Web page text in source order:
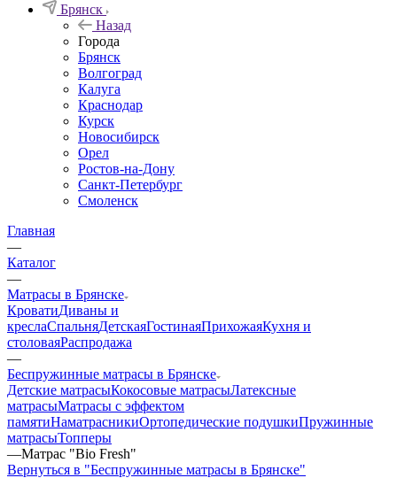
Брянск
Назад
Города
Брянск
Волгоград
Калуга
Краснодар
Курск
Новосибирск
Орел
Ростов-на-Дону
Санкт-Петербург
Смоленск
Главная
—
Каталог
—
Матрасы в Брянске
КроватиДиваны и
креслаСпальняДетскаяГостинаяПрихожаяКухня и
столоваяРаспродажа
—
Беспружинные матрасы в Брянске
Детские матрасыКокосовые матрасыЛатексные
матрасыМатрасы с эффектом
памятиНаматрасникиОртопедические подушкиПружинные
матрасыТопперы
—Матрас "Bio Fresh"
Вернуться в "Беспружинные матрасы в Брянске"